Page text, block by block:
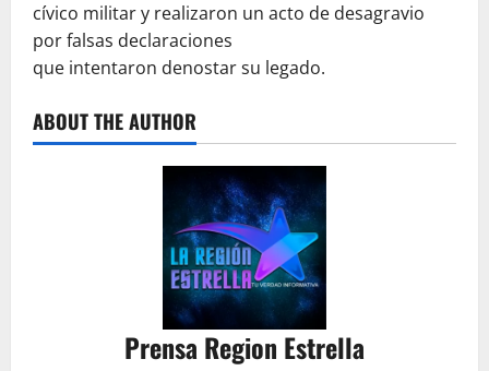
cívico militar y realizaron un acto de desagravio
por falsas declaraciones
que intentaron denostar su legado.
ABOUT THE AUTHOR
Prensa Region Estrella